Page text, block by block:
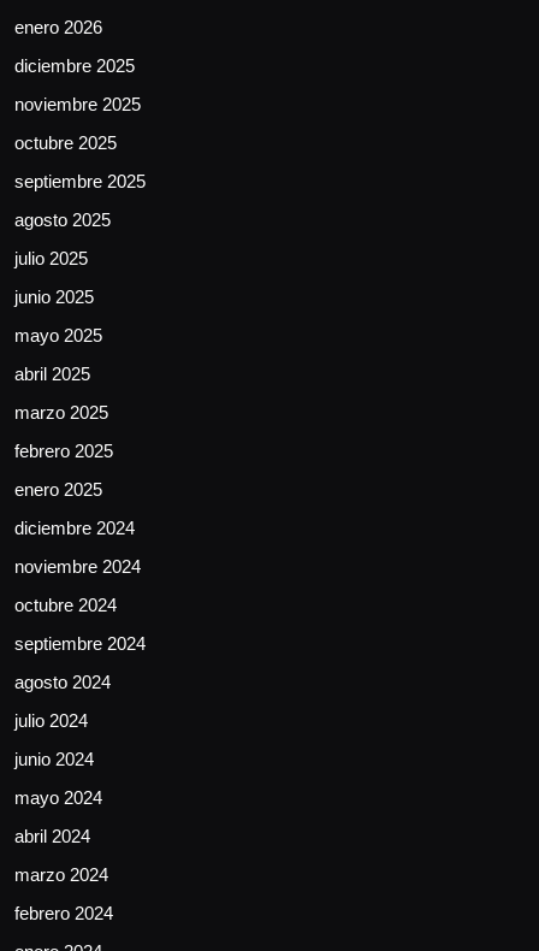
enero 2026
diciembre 2025
noviembre 2025
octubre 2025
septiembre 2025
agosto 2025
julio 2025
junio 2025
mayo 2025
abril 2025
marzo 2025
febrero 2025
enero 2025
diciembre 2024
noviembre 2024
octubre 2024
septiembre 2024
agosto 2024
julio 2024
junio 2024
mayo 2024
abril 2024
marzo 2024
febrero 2024